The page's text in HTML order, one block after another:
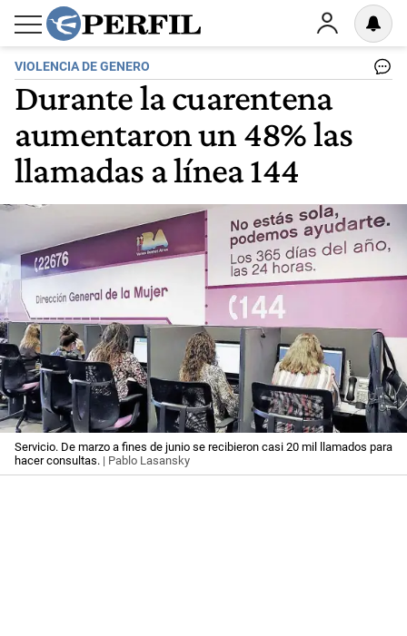
VIOLENCIA DE GENERO
Durante la cuarentena
aumentaron un 48% las
llamadas a línea 144
Servicio. De marzo a fines de junio se recibieron casi 20 mil llamados para
hacer consultas. | Pablo Lasansky